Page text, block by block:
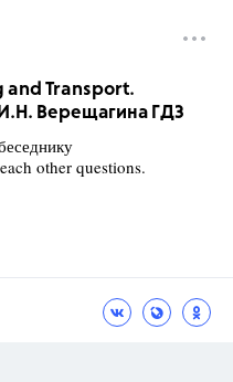
and Transport.
Верещагина ГДЗ
other questions.